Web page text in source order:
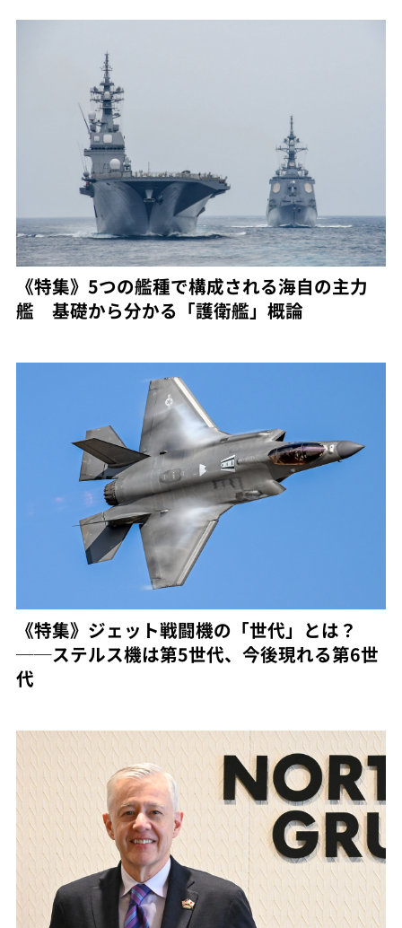
《特集》5つの艦種で構成される海自の主力
艦 基礎から分かる「護衛艦」概論
《特集》ジェット戦闘機の「世代」とは？
──ステルス機は第5世代、今後現れる第6世
代